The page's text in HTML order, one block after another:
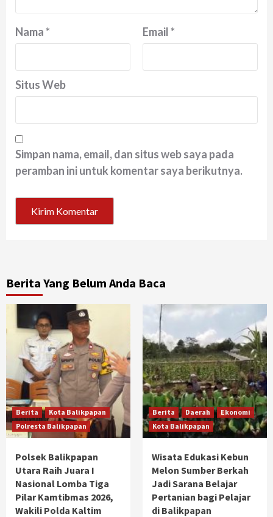
Nama* Email*
Situs Web
Simpan nama, email, dan situs web saya pada
peramban ini untuk komentar saya berikutnya.
Berita Yang Belum Anda Baca
Berita
Kota Balikpapan
Polresta Balikpapan
Polsek Balikpapan
Utara Raih Juara I
Nasional Lomba Tiga
Pilar Kamtibmas 2026,
Wakili Polda Kaltim
Berita Daerah
Ekonomi
Kota Balikpapan
Wisata Edukasi Kebun
Melon Sumber Berkah
Jadi Sarana Belajar
Pertanian bagi Pelajar
di Balikpapan